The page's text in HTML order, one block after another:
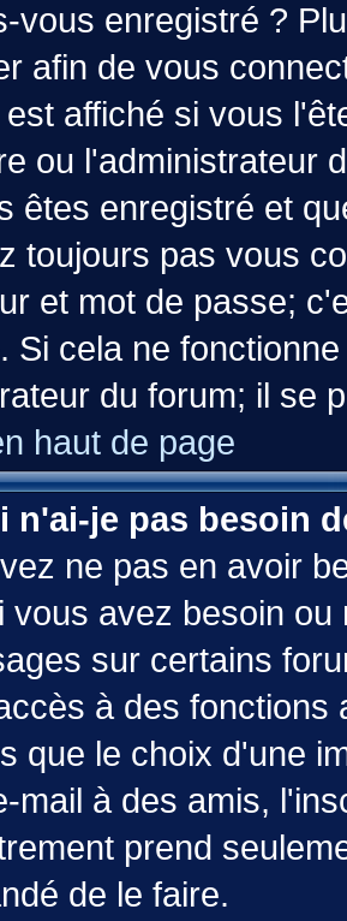
vous enregistré ?
afin de vous
affiché si vous
ou l'administrateur
êtes enregistré et
toujours pas vous
et mot de passe;
Si cela ne
du forum; il se
haut de page
n'ai-je pas besoin
ne pas en avoir
vous avez besoin
sur certains
à des fonctions
que le choix d'une
mail à des amis,
prend
de le faire.